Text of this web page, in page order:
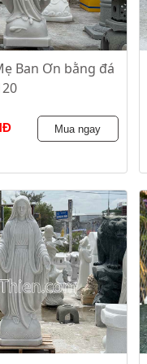
Ban Ơn bằng đá
Mua ngay